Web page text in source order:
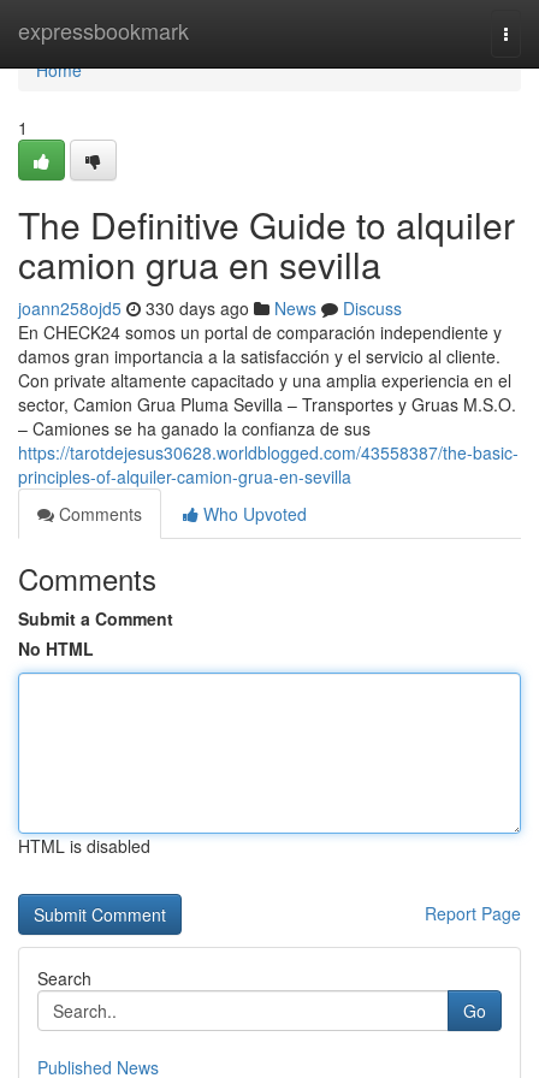
expressbookmark
Home
Home
1
The Definitive Guide to alquiler
camion grua en sevilla
joann258ojd5 330 days ago News
Discuss
En CHECK24 somos un portal de comparación independiente y
damos gran importancia a la satisfacción y el servicio al cliente.
Con private altamente capacitado y una amplia experiencia en el
sector, Camion Grua Pluma Sevilla – Transportes y Gruas M.S.O.
– Camiones se ha ganado la confianza de sus
https://tarotdejesus30628.worldblogged.com/43558387/the-basic-
principles-of-alquiler-camion-grua-en-sevilla
Comments
Who Upvoted
Comments
Submit a Comment
No HTML
HTML is disabled
Report Page
Search
Go
Published News